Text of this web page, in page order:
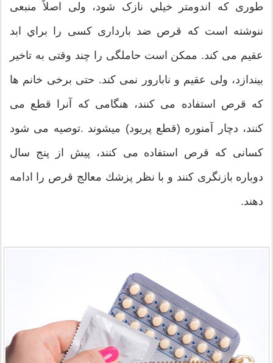
طوری كه اندومتر خيلي نازک شود، ولی اصلاً منبعی
ننوشته است كه قرص ضد بارداری كسی را براي ابد
عقیم می كند. ممكن است حاملگی را چند وقتی به تاخیر
بیندازد، ولی عقیم و نابارور نمی كند. حتی برخی خانم ها
كه قرص استفاده می كنند، هنگامی که آنرا قطع می
كنند، دچار آمنوره (قطع پریود) میشوند .توصیه می شود
كسانی كه قرص استفاده می كنند، پیش از پنج سال
دوباره بازنگری كنند و با نظر پزشك معالج قرص را ادامه
دهند.